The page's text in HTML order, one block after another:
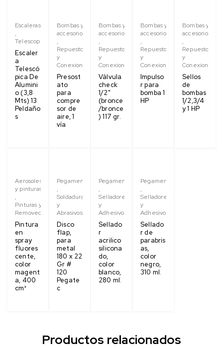
Escaleras
,
Telescopica
Escaler
a
Telescó
pica De
Alumini
o (3,8
Mts) 13
Peldaño
s
Bombas y
accesorios
,
Repuestos
y
Conexiones
Presost
ato
para
compre
sor de
aire, 1
vía
Bombas y
accesorios
,
Repuestos
y
Conexiones
Válvula
check
1/2"
(bronce
/bronce
) 117 gr.
Bombas y
accesorios
,
Repuestos
y
Conexiones
Impulso
r para
bomba 1
HP
Bombas y
accesorios
,
Repuestos
y
Conexiones
Sellos
de
bombas
1/2,3/4
y 1 HP
Aerosoles
y pinturas
,
Pinturas y
Removedores
Pintura
en
spray
fluores
cente,
color
magent
a, 400
cm³
Pegamentos
,
Soldaduras
y
Abrasivos
Disco
flap,
para
metal
180 x 22
Gr #
120
Pegate
c
Pegamentos
,
Selladores
y
Adhesivos
Sellado
r
acrilico
silicona
do,
color
blanco,
280 ml.
Pegamentos
,
Selladores
y
Adhesivos
Sellado
r de
parabris
as,
color
negro,
310 ml.
Productos relacionados